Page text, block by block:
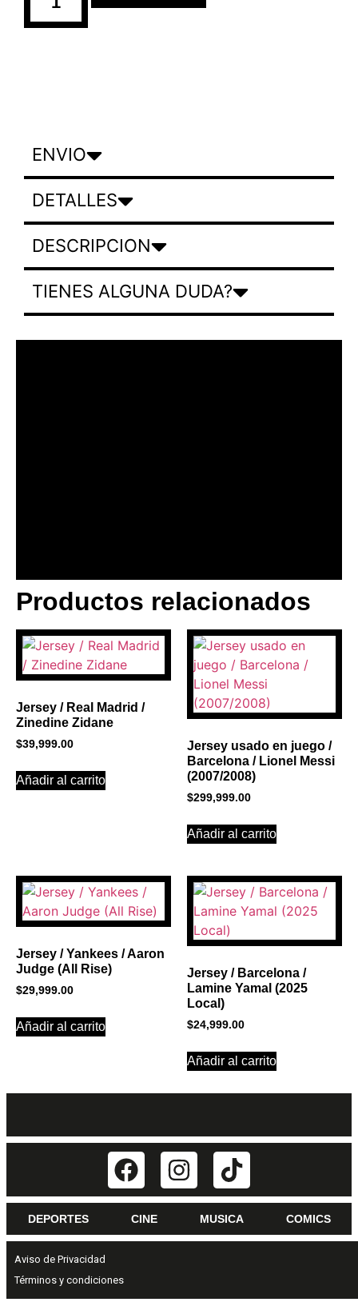
ENVIO
DETALLES
DESCRIPCION
TIENES ALGUNA DUDA?
BANNER CON
PROMOCIONES 1
Click Here
Productos relacionados
Jersey / Real Madrid /
Zinedine Zidane
$39,999.00
Añadir al carrito
Jersey usado en juego /
Barcelona / Lionel Messi
(2007/2008)
$299,999.00
Añadir al carrito
Jersey / Yankees / Aaron
Judge (All Rise)
$29,999.00
Añadir al carrito
Jersey / Barcelona /
Lamine Yamal (2025
Local)
$24,999.00
Añadir al carrito
DEPORTES CINE MUSICA COMICS
Aviso de Privacidad
Términos y condiciones